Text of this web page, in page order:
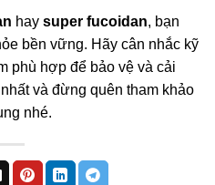
hay super fucoidan, bạn
bền vững. Hãy cân nhắc kỹ
phù hợp để bảo vệ và cải
và đừng quên tham khảo
nhé.